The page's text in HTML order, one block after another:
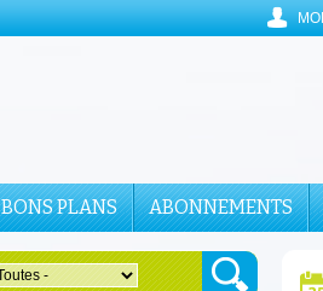
BONS PLANS ABONNEMENTS